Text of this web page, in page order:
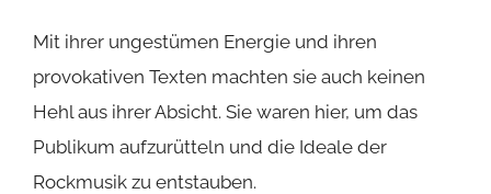
Mit ihrer ungestümen Energie und ihren
provokativen Texten machten sie auch keinen
Hehl aus ihrer Absicht. Sie waren hier, um das
Publikum aufzurütteln und die Ideale der
Rockmusik zu entstauben.